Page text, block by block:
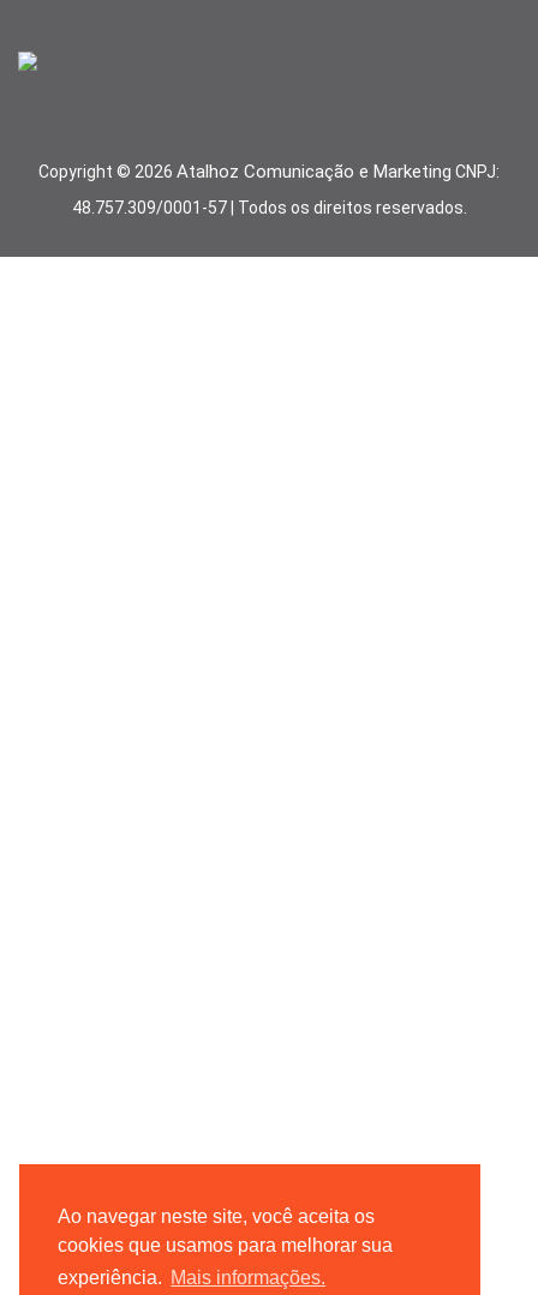
Ao navegar neste site, você aceita os
cookies que usamos para melhorar sua
experiência. Mais informações.
Copyright © 2026 Atalhoz Comunicação e Marketing CNPJ:
48.757.309/0001-57 | Todos os direitos reservados.